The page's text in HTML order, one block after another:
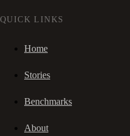
QUICK LINKS
Home
Stories
Benchmarks
About